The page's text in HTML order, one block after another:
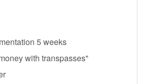
5 weeks
with transpasses"